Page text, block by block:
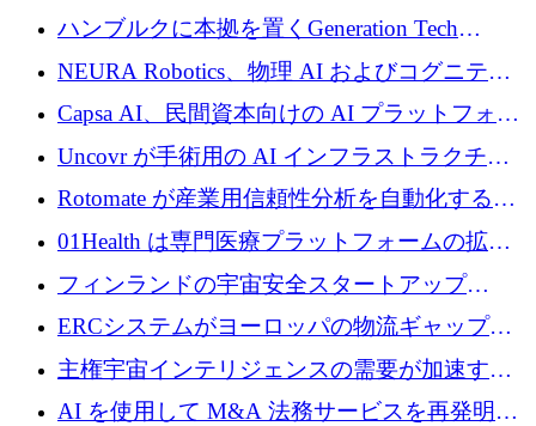
傷治療薬を市場に投入するために 160 万ユー
ロを調達
ハンブルクに本拠を置くGeneration Tech
Partnersが5,000万ユーロのAIロールアップファ
NEURA Robotics、物理 AI およびコグニティ
ブ ロボティクス プラットフォームを拡張する
ためにシリーズ C で最大 14 億ドルを確保
Capsa AI、民間資本向けの AI プラットフォー
ムを拡大するために 1,800 万ドルを調達
Uncovr が手術用の AI インフラストラクチャ
を構築するために 700 万ドルを調達
Rotomate が産業用信頼性分析を自動化するた
めに 210 万ユーロを調達
01Health は専門医療プラットフォームの拡大
に 1,500 万ドルを確保
フィンランドの宇宙安全スタートアップ
Aavuus が、スペースデブリ追跡に取り組むプ
レシード資金を獲得
ERCシステムがヨーロッパの物流ギャップを
埋めるために設計された重量物運搬用eVTOL
であるVictorを発表
主権宇宙インテリジェンスの需要が加速する
中、ICEYEは評価額100億ユーロ以上で4億
AI を使用して M&A 法務サービスを再発明す